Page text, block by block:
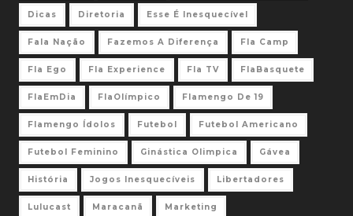
Dicas Diretoria Esse É Inesquecível
Fala Nação Fazemos A Diferença Fla Camp
Fla Ego Fla Experience Fla TV FlaBasquete
FlaEmDia FlaOlímpico Flamengo De 19
Flamengo Ídolos Futebol Futebol Americano
Futebol Feminino Ginástica Olimpica Gávea
História Jogos Inesquecíveis Libertadores
Lulucast Maracanã Marketing